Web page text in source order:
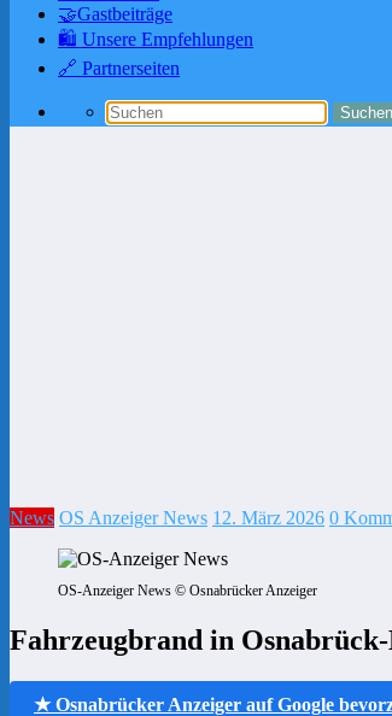
🤝Gastbeiträge
🛍️ Unsere Empfehlungen
🔗 Partnerseiten
News OS Anzeiger News 12. März 2026 0
OS-Anzeiger News © Osnabrücker Anzeiger
Fahrzeugbrand in
★ Osnabrücker Anzeiger auf Google